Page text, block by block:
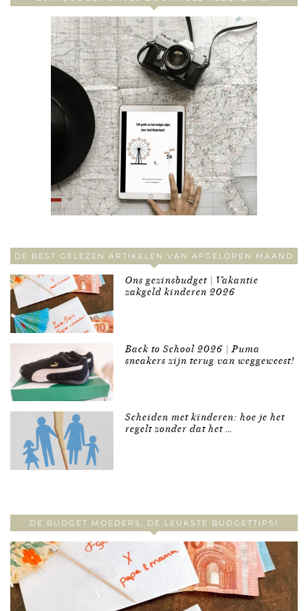
DE BEST GELEZEN ARTIKELEN VAN AFGELOPEN MAAND
Ons gezinsbudget | Vakantie
zakgeld kinderen 2026
Back to School 2026 | Puma
sneakers zijn terug van weggeweest!
Scheiden met kinderen: hoe je het
regelt zonder dat het …
DE BUDGET MOEDERS, DE LEUKSTE BUDGETTIPS!